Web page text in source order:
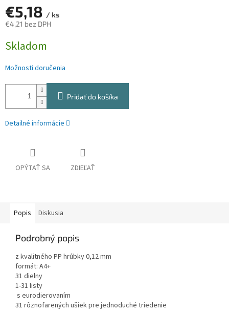
€5,18 / ks
€4,21 bez DPH
cena:
Skladom
Možnosti doručenia
Pridať do košíka
Detailné informácie
OPÝTAŤ SA ZDIEĽAŤ
Popis Diskusia
Podrobný popis
z kvalitného PP hrúbky 0,12 mm
formát: A4+
31 dielny
1-31 listy
s eurodierovaním
31 rôznofarených ušiek pre jednoduché triedenie